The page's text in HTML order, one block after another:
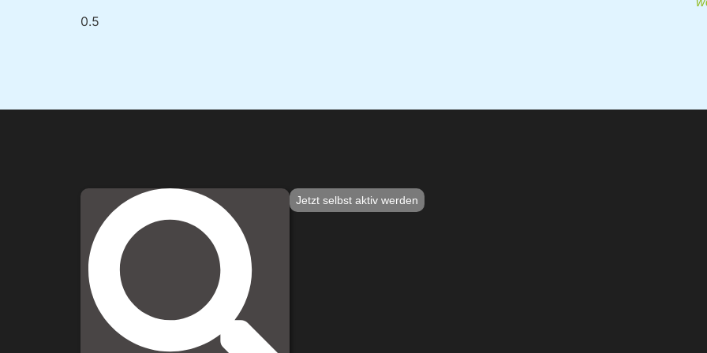
Jetzt selbst aktiv werden